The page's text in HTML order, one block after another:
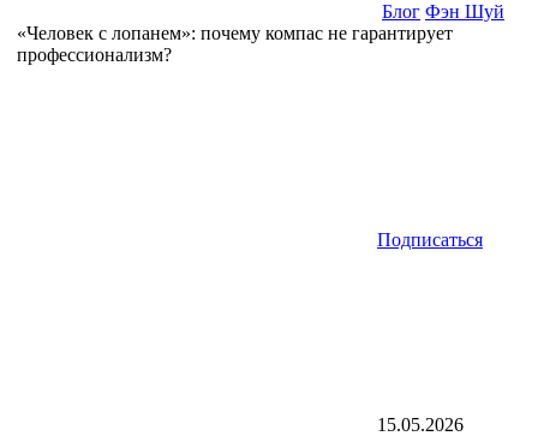
Блог Фэн Шуй
«Человек с лопанем»: почему компас не гарантирует
профессионализм?
Подписаться
15.05.2026